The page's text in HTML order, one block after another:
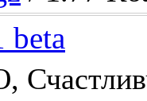
beta